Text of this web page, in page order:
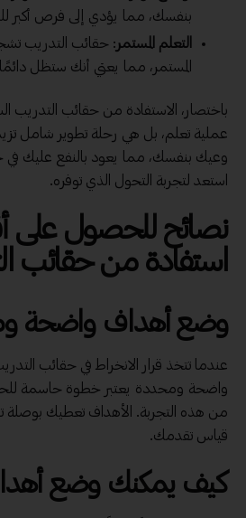
بنفسك، مما يؤدي إلى فرص أكبر
التعلم المستمر : حقائب التدريب
المستمر، مما يعني أنك ستظل
باختصار، الاستفادة من حقائب
عملية تعلم، بل هي رحلة تطوير شامل
وعيك بنفسك، مما يعود بالنفع عليك في
استعد لتجربة التحول الذي توفره.
نصائح للحصول على
استفادة من حقائب
وضع أهداف واضحة
عندما تتخذ قرار الانخراط في حقائب
واضحة ومحددة يعتبر خطوة حاسمة
من هذه التجربة. الأهداف تعطيك
قياس تقدمك.
كيف يمكنك وضع